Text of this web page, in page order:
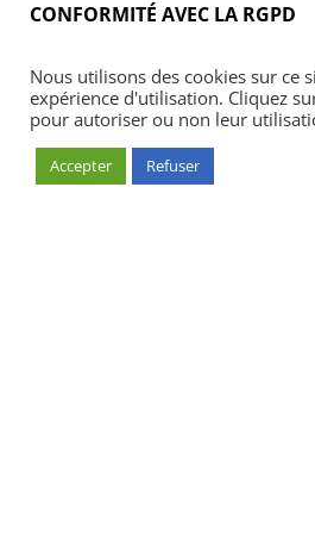
CONFORMITÉ AVEC LA RGPD
Nous utilisons des cookies sur ce
expérience d'utilisation. Cliquez
pour autoriser ou non leur
Accepter Refuser